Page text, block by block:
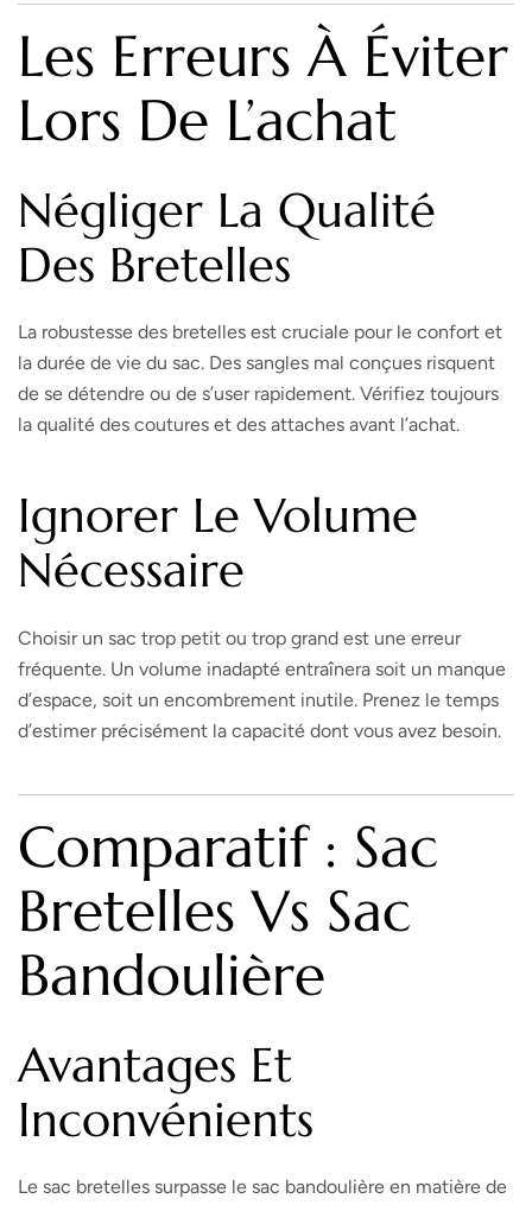
Les Erreurs À Éviter
Lors De L’achat
Négliger La Qualité
Des Bretelles
La robustesse des bretelles est cruciale pour le confort et
la durée de vie du sac. Des sangles mal conçues risquent
de se détendre ou de s’user rapidement. Vérifiez toujours
la qualité des coutures et des attaches avant l’achat.
Ignorer Le Volume
Nécessaire
Choisir un sac trop petit ou trop grand est une erreur
fréquente. Un volume inadapté entraînera soit un manque
d’espace, soit un encombrement inutile. Prenez le temps
d’estimer précisément la capacité dont vous avez besoin.
Comparatif : Sac
Bretelles Vs Sac
Bandoulière
Avantages Et
Inconvénients
Le sac bretelles surpasse le sac bandoulière en matière de